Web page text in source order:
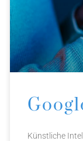
Künstliche